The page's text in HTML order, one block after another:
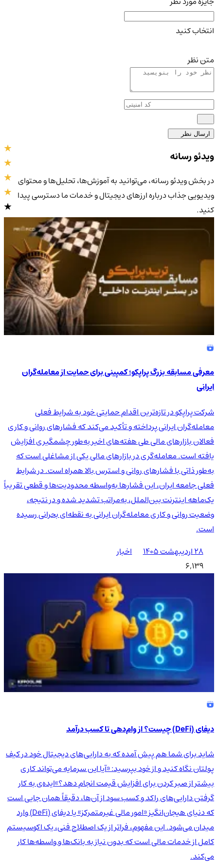
انتخاب کنید
متن نظر
ارسال نظر
4.9/5
ویدئو رسانه
در بخش ویدئو رسانه، می‌توانید به آموزش‌ها، تحلیل‌ها و محتوای
ویدیویی جذاب درباره ارزهای دیجیتال و خدمات ما دسترسی پیدا
کنید.
معرفی مسابقه بزرگ پراپکو؛ کمپینی برای حمایت از معامله‌گران
ایرانی
شرکت پراپکو در تازه‌ترین اقدام حمایتی خود به شرایط فعلی
معامله‌گران ایرانی پرداخته و تأکید می‌کند که فشارهای روانی و کاری
فعالان بازارهای مالی طی هفته‌های اخیر به‌طور چشمگیری افزایش
یافته است. معامله‌گری در بازارهای مالی یکی از مشاغلی است که
به‌طور ذاتی با فشارهای روانی و استرس بالا همراه است. در شرایط
فعلی جامعه ایران، این فشارها به‌واسطه محدودیت‌ها و قطعی تقریباً
یک‌ماهه اینترنت بین‌الملل، به‌مراتب تشدید شده و در نتیجه،
وضعیت روانی و کاری معامله‌گران ایرانی به نقطه‌ای بحرانی رسیده
است.
۲۸ اردیبهشت ۱۴۰۵
اخبار
6,139
دیفای (DeFi) چیست؟ از وام‌دهی تا کسب درآمد
شاید برای شما هم پیش آمده که به دارایی‌های دیجیتال خود در کیف
پولتان نگاه کنید و از خود بپرسید: «آیا این سرمایه می‌تواند کاری
بیشتر از صبر کردن برای افزایش قیمت انجام دهد؟»ایده‌ی به کار
گرفتن دارایی‌های راکد و کسب سود از آن‌ها، دقیقاً همان جایی است
که دنیای هیجان‌انگیز «امور مالی غیرمتمرکز» یا دیفای (DeFi) وارد
میدان می‌شود. این مفهوم، فراتر از یک اصطلاح فنی، یک اکوسیستم
کامل از خدمات مالی است که بدون نیاز به بانک‌ها و واسطه‌ها کار
می‌کند.